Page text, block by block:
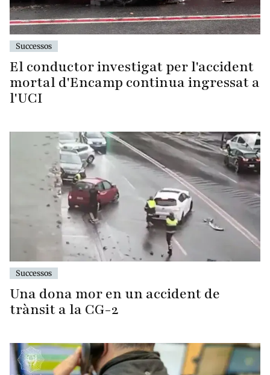
Successos
El conductor investigat per l'accident
mortal d'Encamp continua ingressat a
l'UCI
Successos
Una dona mor en un accident de
trànsit a la CG-2